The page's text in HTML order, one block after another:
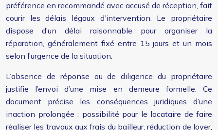
préférence en recommandé avec accusé de réception, fait
courir les délais légaux d’intervention. Le propriétaire
dispose d’un délai raisonnable pour organiser la
réparation, généralement fixé entre 15 jours et un mois
selon l’urgence de la situation.
L’absence de réponse ou de diligence du propriétaire
justifie l’envoi d’une mise en demeure formelle. Ce
document précise les conséquences juridiques d’une
inaction prolongée : possibilité pour le locataire de faire
réaliser les travaux aux frais du bailleur, réduction de loyer,